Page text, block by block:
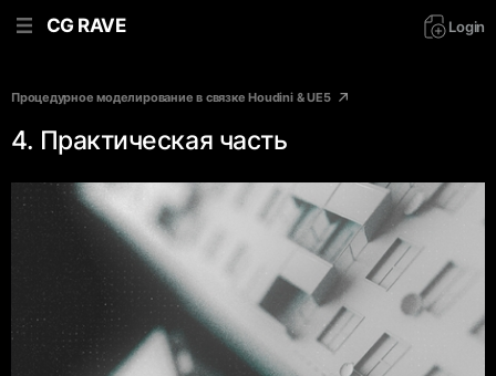
CG RAVE Login
Процедурное моделирование в связке Houdini & UE5
4. Практическая часть